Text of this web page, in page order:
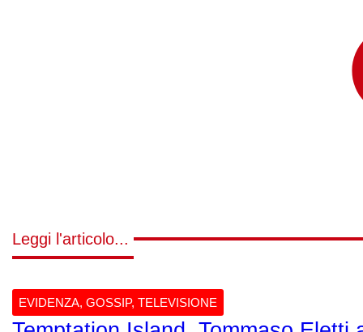
Leggi l'articolo...
EVIDENZA, GOSSIP, TELEVISIONE